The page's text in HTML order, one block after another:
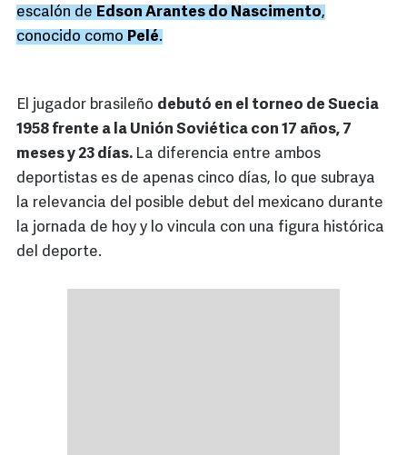
escalón de Edson Arantes do Nascimento,
conocido como Pelé.
El jugador brasileño debutó en el torneo de Suecia
1958 frente a la Unión Soviética con 17 años, 7
meses y 23 días. La diferencia entre ambos
deportistas es de apenas cinco días, lo que subraya
la relevancia del posible debut del mexicano durante
la jornada de hoy y lo vincula con una figura histórica
del deporte.